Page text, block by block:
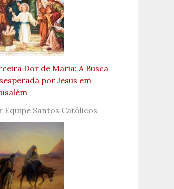
Dor de Maria: A Busca
por Jesus em
Equipe Santos Católicos